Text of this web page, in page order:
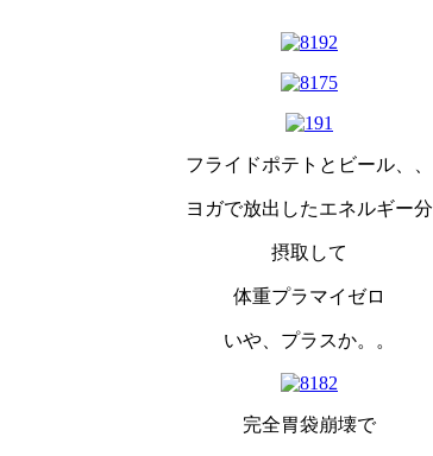
フライドポテトとビール、、
ヨガで放出したエネルギー分
摂取して
体重プラマイゼロ
いや、プラスか。。
完全胃袋崩壊で